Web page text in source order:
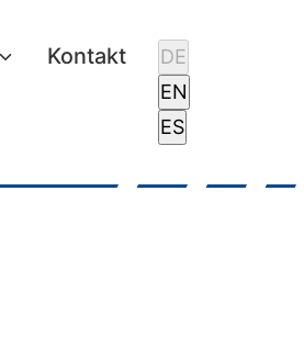
Kontakt
DE
EN
ES